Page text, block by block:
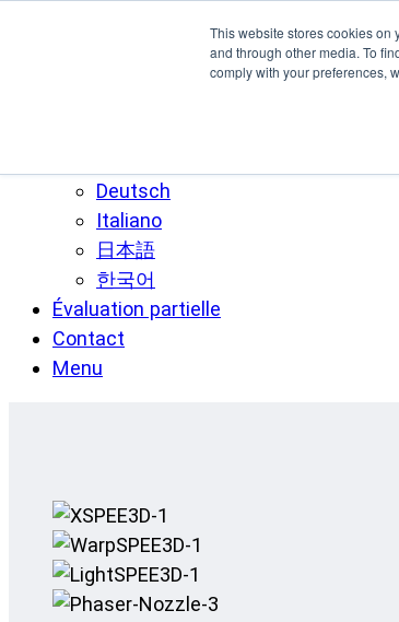
This website stores cookies on
and through other media. To
comply with your preferences,
Deutsch
Italiano
日本語
한국어
Évaluation partielle
Contact
Menu